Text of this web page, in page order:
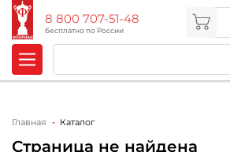
8 800 707-51-48
бесплатно по России
Главная Каталог
Страница не найдена